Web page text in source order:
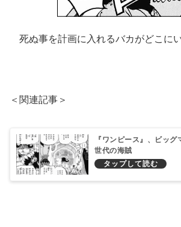
死ぬ事を計画に入れるバカがどこに
＜関連記事＞
『ワンピース』、ビッ
世代の海賊